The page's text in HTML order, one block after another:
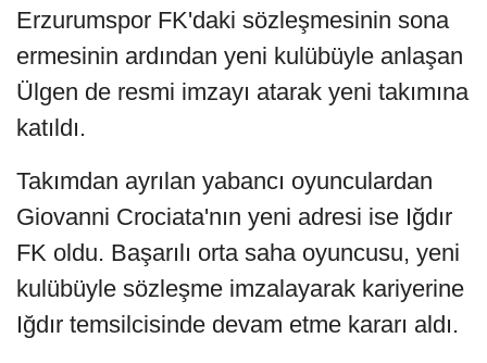
Erzurumspor FK'daki sözleşmesinin sona
ermesinin ardından yeni kulübüyle anlaşan
Ülgen de resmi imzayı atarak yeni takımına
katıldı.
Takımdan ayrılan yabancı oyunculardan
Giovanni Crociata'nın yeni adresi ise Iğdır
FK oldu. Başarılı orta saha oyuncusu, yeni
kulübüyle sözleşme imzalayarak kariyerine
Iğdır temsilcisinde devam etme kararı aldı.